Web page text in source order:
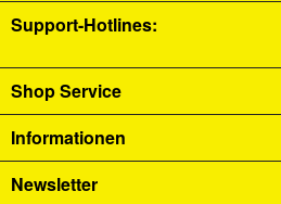
Support-Hotlines:
Shop Service
Informationen
Newsletter